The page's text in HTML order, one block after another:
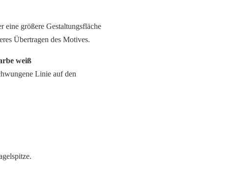
eine größere Gestaltungsfläche
Übertragen des Motives.
weiß
Linie auf den